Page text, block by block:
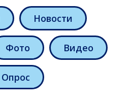
Новости
Фото Видео
Опрос